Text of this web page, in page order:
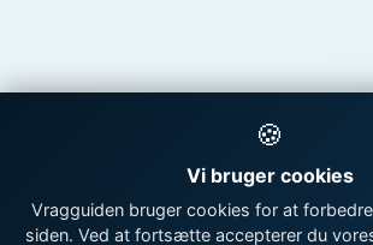
🍪
Vi bruger cookies
Vragguiden bruger cookies for at
siden. Ved at fortsætte accepterer du